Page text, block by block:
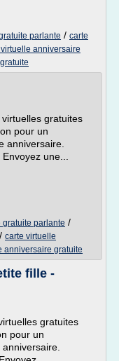
parlante / carte
anniversaire
gratuites
pour un
anniversaire.
une...
parlante /
/ carte virtuelle
anniversaire gratuite
fille -
gratuites
pour un